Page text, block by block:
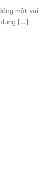
một vai
[...]